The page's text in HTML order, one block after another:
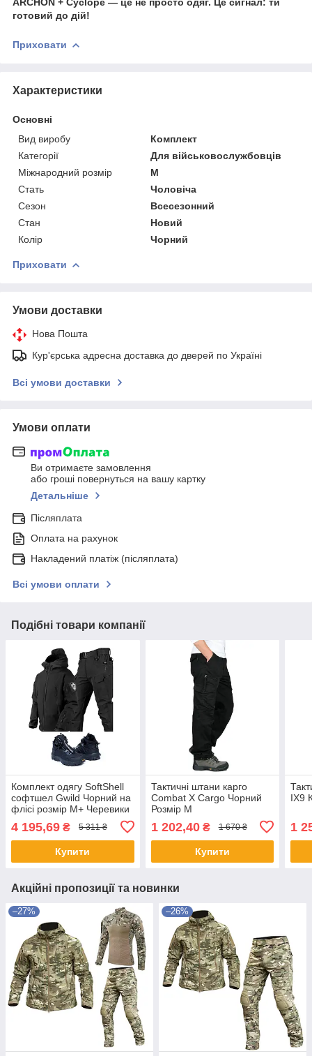
готовий до дій!
Приховати
Характеристики
Основні
Вид виробу
Комплект
Категорії
Для військовослужбовців
Міжнародний розмір
M
Стать
Чоловіча
Сезон
Всесезонний
Стан
Новий
Колір
Чорний
Приховати
Умови доставки
Нова Пошта
Кур'єрська адресна доставка до дверей по Україні
Всі умови доставки
Умови оплати
Ви отримаєте замовлення
або гроші повернуться на вашу картку
Детальніше
Післяплата
Оплата на рахунок
Накладений платіж (післяплата)
Всі умови оплати
Подібні товари компанії
Комплект одягу SoftShell
софтшел Gwild Чорний на
флісі розмір M+ Черевики
автошнурівкою
4 195,69 ₴ 5 311 ₴
Купити
Тактичні штани карго
Combat X Cargo Чорний
Розмір M
1 202,40₴ 1 670 ₴
Купити
IX9
1
Акційні пропозиції та новинки
–27% –26%